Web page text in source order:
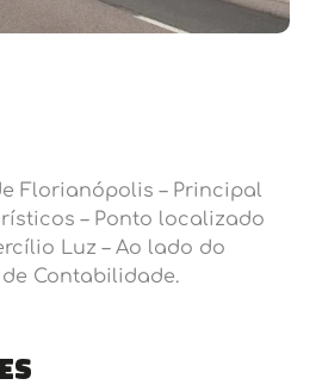
Florianópolis – Principal
– Ponto localizado
Luz – Ao lado do
Contabilidade.